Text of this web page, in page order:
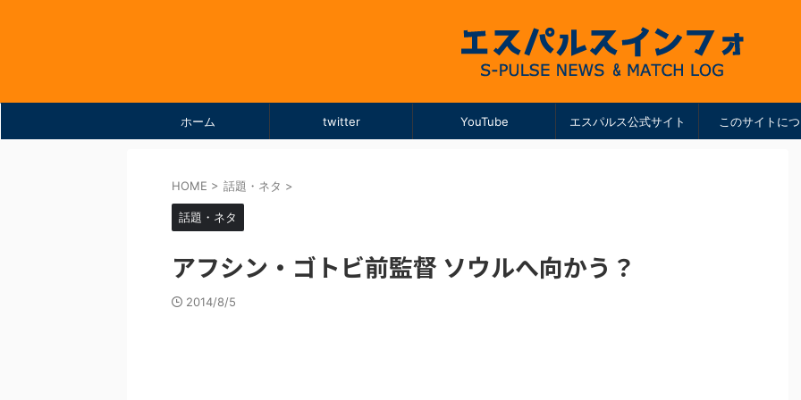
ホーム twitter YouTube エスパルス公式サイト このサイトに
HOME > 話題・ネタ >
話題・ネタ
アフシン・ゴトビ前監督 ソウルへ向かう？
2014/8/5